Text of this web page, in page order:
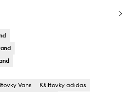
Vans Kšiltovky adidas